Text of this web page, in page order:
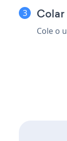
Cole o